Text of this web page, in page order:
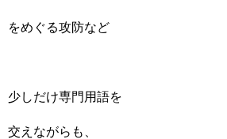
をめぐる攻防など
少しだけ専門用語を
交えながらも、